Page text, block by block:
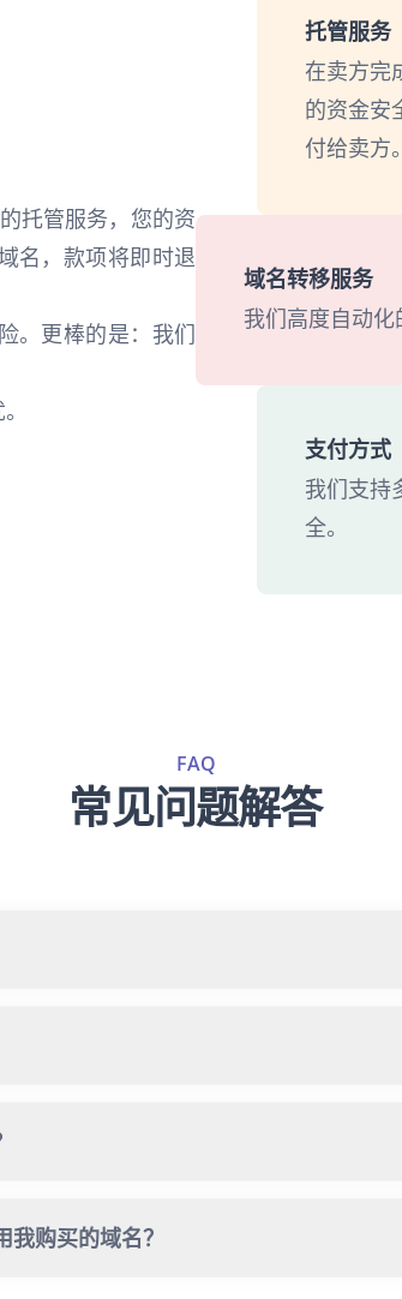
托管服务
在卖方完
的资金安
付给卖方。
域名转移服务
我们高度自动化
支付方式
我们支持
全。
托管服务，您的资
名，款项将即时退
。更棒的是：我们
FAQ
常见问题解答
购买的域名？